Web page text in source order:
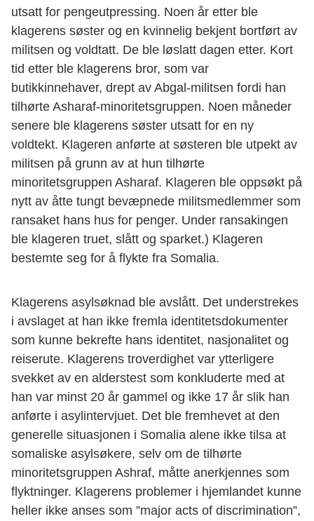
utsatt for pengeutpressing. Noen år etter ble
klagerens søster og en kvinnelig bekjent bortført av
militsen og voldtatt. De ble løslatt dagen etter. Kort
tid etter ble klagerens bror, som var
butikkinnehaver, drept av Abgal-militsen fordi han
tilhørte Asharaf-minoritetsgruppen. Noen måneder
senere ble klagerens søster utsatt for en ny
voldtekt. Klageren anførte at søsteren ble utpekt av
militsen på grunn av at hun tilhørte
minoritetsgruppen Asharaf. Klageren ble oppsøkt på
nytt av åtte tungt bevæpnede militsmedlemmer som
ransaket hans hus for penger. Under ransakingen
ble klageren truet, slått og sparket.) Klageren
bestemte seg for å flykte fra Somalia.
Klagerens asylsøknad ble avslått. Det understrekes
i avslaget at han ikke fremla identitetsdokumenter
som kunne bekrefte hans identitet, nasjonalitet og
reiserute. Klagerens troverdighet var ytterligere
svekket av en alderstest som konkluderte med at
han var minst 20 år gammel og ikke 17 år slik han
anførte i asylintervjuet. Det ble fremhevet at den
generelle situasjonen i Somalia alene ikke tilsa at
somaliske asylsøkere, selv om de tilhørte
minoritetsgruppen Ashraf, måtte anerkjennes som
flyktninger. Klagerens problemer i hjemlandet kunne
heller ikke anses som ”major acts of discrimination”,